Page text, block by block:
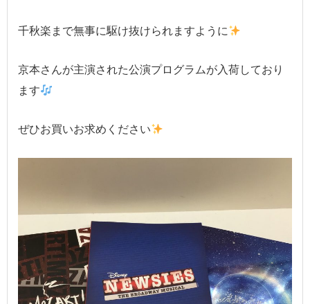
千秋楽まで無事に駆け抜けられますように
京本さんが主演された公演プログラムが入荷しており
ます
ぜひお買いお求めください